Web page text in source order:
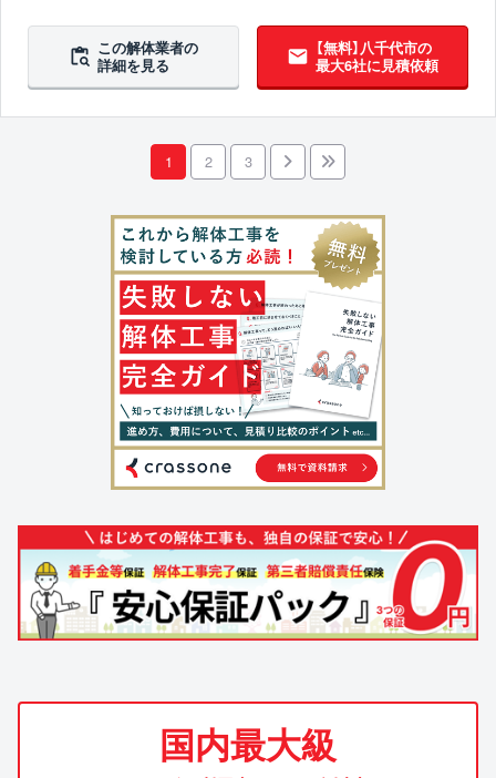
この解体業者の
詳細を見る
【無料】八千代市の
最大6社に見積依頼
1 2 3
国内最大級